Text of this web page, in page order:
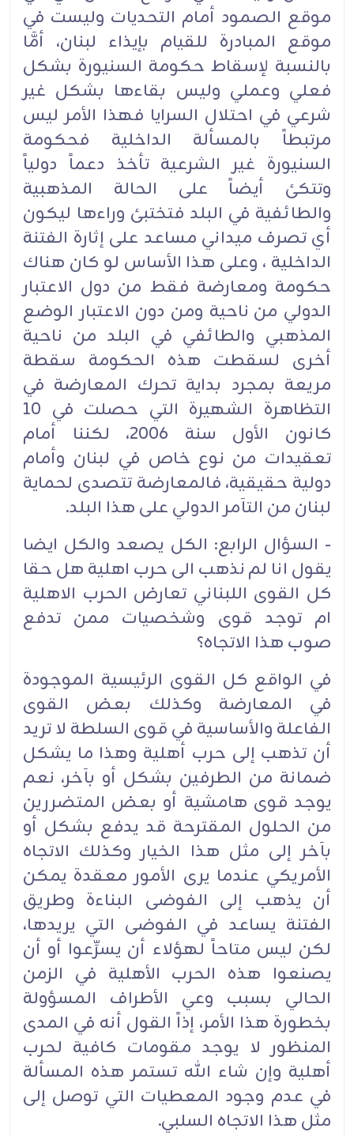
موقع الصمود أمام التحديات وليست في
موقع المبادرة للقيام بإيذاء لبنان، أمَّا
بالنسبة لإسقاط حكومة السنيورة بشكل
فعلي وعملي وليس بقاءها بشكل غير
شرعي في احتلال السرايا فهذا الأمر ليس
مرتبطاً بالمسألة الداخلية فحكومة
السنيورة غير الشرعية تأخذ دعماً دولياً
وتتكئ أيضاً على الحالة المذهبية
والطائفية في البلد فتختبئ وراءها ليكون
أي تصرف ميداني مساعد على إثارة الفتنة
الداخلية ، وعلى هذا الأساس لو كان هناك
حكومة ومعارضة فقط من دول الاعتبار
الدولي من ناحية ومن دون الاعتبار الوضع
المذهبي والطائفي في البلد من ناحية
أخرى لسقطت هذه الحكومة سقطة
مريعة بمجرد بداية تحرك المعارضة في
التظاهرة الشهيرة التي حصلت في 10
كانون الأول سنة 2006، لكننا أمام
تعقيدات من نوع خاص في لبنان وأمام
دولية حقيقية، فالمعارضة تتصدى لحماية
لبنان من التآمر الدولي على هذا البلد.
- السؤال الرابع: الكل يصعد والكل ايضا
يقول انا لم نذهب الى حرب اهلية هل حقا
كل القوى اللبناني تعارض الحرب الاهلية
ام توجد قوى وشخصيات ممن تدفع
صوب هذا الاتجاه؟
في الواقع كل القوى الرئيسية الموجودة
في المعارضة وكذلك بعض القوى
الفاعلة والأساسية في قوى السلطة لا تريد
أن تذهب إلى حرب أهلية وهذا ما يشكل
ضمانة من الطرفين بشكل أو بآخر، نعم
يوجد قوى هامشية أو بعض المتضررين
من الحلول المقترحة قد يدفع بشكل أو
بآخر إلى مثل هذا الخيار وكذلك الاتجاه
الأمريكي عندما يرى الأمور معقدة يمكن
أن يذهب إلى الفوضى البناءة وطريق
الفتنة يساعد في الفوضى التي يريدها،
لكن ليس متاحاً لهؤلاء أن يسرِّعوا أو أن
يصنعوا هذه الحرب الأهلية في الزمن
الحالي بسبب وعي الأطراف المسؤولة
بخطورة هذا الأمر، إذاً القول أنه في المدى
المنظور لا يوجد مقومات كافية لحرب
أهلية وإن شاء الله تستمر هذه المسألة
في عدم وجود المعطيات التي توصل إلى
مثل هذا الاتجاه السلبي.